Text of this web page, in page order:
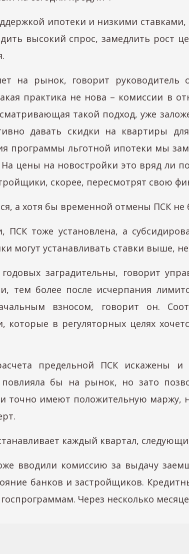
ипотеки и низкими
высокий спрос, замедлить рост
на рынок, говорит руководитель
практика не нова – комиссии в
такой подход, уже
давать скидки на квартиры
программы льготной ипотеки мы
цены на новостройки это вряд ли
скорее, пересмотрят свою
а хотя бы временной отмены ПСК не
ПСК тоже установлена, а
могут устанавливать ставки выше,
заградительны, говорит
тем более после исчерпания
взносом, говорит он.
которые в регуляторных целях
предельной ПСК искажены
бы на рынок, но зато
точно имеют положительную маржу,
каждый квартал,
вводили комиссию за выдачу
банков и застройщиков.
Через несколько